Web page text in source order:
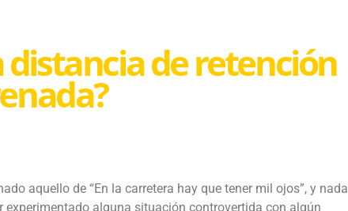
distancia de retención
aquello de “En la carretera hay que tener mil ojos”, y nada
experimentado alguna situación controvertida con algún